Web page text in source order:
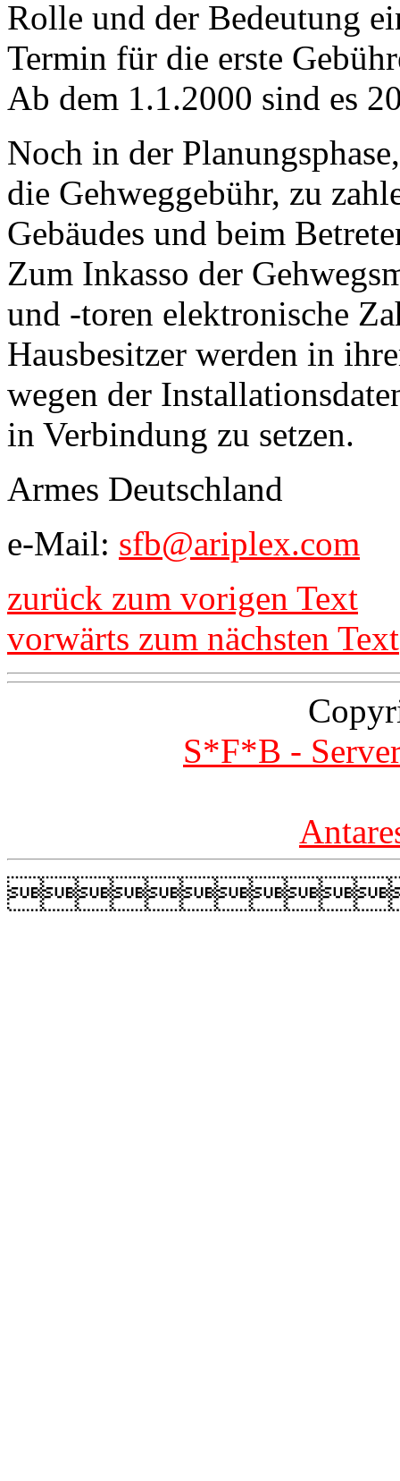
Rolle und der Bedeutung
Termin für die erste
Ab dem 1.1.2000 sind es
Noch in der
die Gehweggebühr, zu
Gebäudes und beim
Zum Inkasso der
und -toren elektronische
Hausbesitzer werden in
wegen der
in Verbindung zu setzen.
Armes Deutschland
e-Mail: sfb@ariplex.com
zurück zum vorigen Text
vorwärts zum nächsten Text
S*F*B -